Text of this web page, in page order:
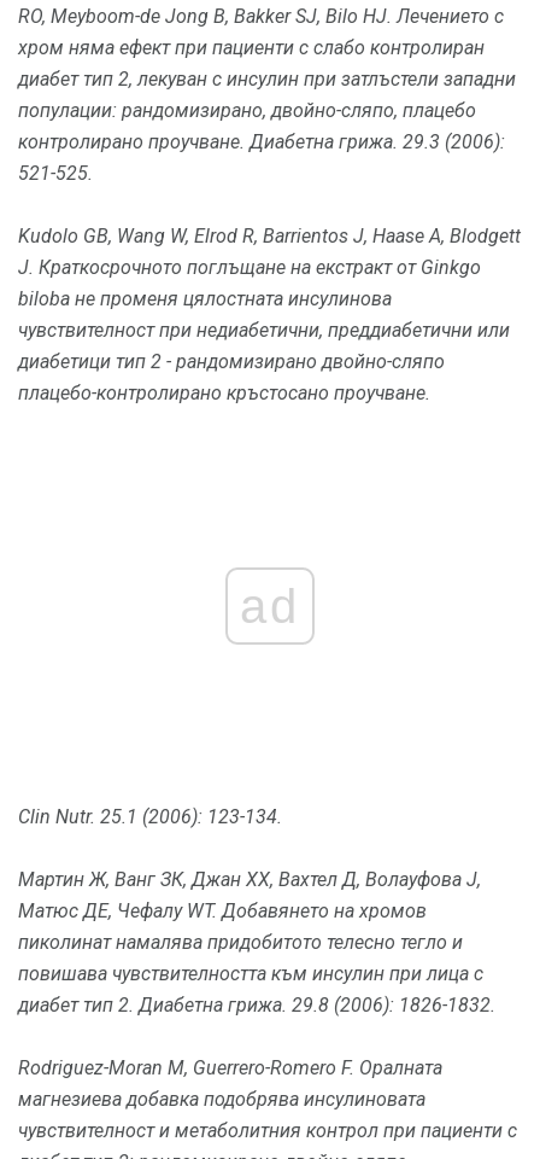
RO, Meyboom-de Jong B, Bakker SJ, Bilo HJ. Лечението с
хром няма ефект при пациенти с слабо контролиран
диабет тип 2, лекуван с инсулин при затлъстели западни
популации: рандомизирано, двойно-сляпо, плацебо
контролирано проучване. Диабетна грижа. 29.3 (2006):
521-525.
Kudolo GB, Wang W, Elrod R, Barrientos J, Haase A, Blodgett
J. Краткосрочното поглъщане на екстракт от Ginkgo
biloba не променя цялостната инсулинова
чувствителност при недиабетични, преддиабетични или
диабетици тип 2 - рандомизирано двойно-сляпо
плацебо-контролирано кръстосано проучване.
ad
Clin Nutr. 25.1 (2006): 123-134.
Мартин Ж, Ванг ЗК, Джан ХХ, Вахтел Д, Волауфова J,
Матюс ДЕ, Чефалу WT. Добавянето на хромов
пиколинат намалява придобитото телесно тегло и
повишава чувствителността към инсулин при лица с
диабет тип 2. Диабетна грижа. 29.8 (2006): 1826-1832.
Rodriguez-Moran M, Guerrero-Romero F. Оралната
магнезиева добавка подобрява инсулиновата
чувствителност и метаболитния контрол при пациенти с